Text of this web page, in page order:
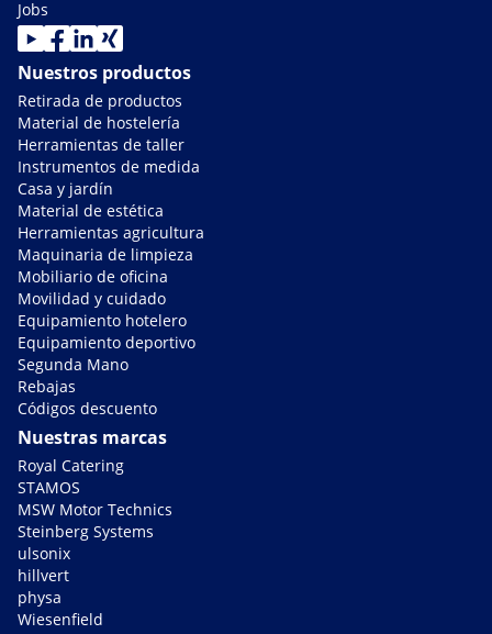
Jobs
Nuestros productos
Retirada de productos
Material de hostelería
Herramientas de taller
Instrumentos de medida
Casa y jardín
Material de estética
Herramientas agricultura
Maquinaria de limpieza
Mobiliario de oficina
Movilidad y cuidado
Equipamiento hotelero
Equipamiento deportivo
Segunda Mano
Rebajas
Códigos descuento
Nuestras marcas
Royal Catering
STAMOS
MSW Motor Technics
Steinberg Systems
ulsonix
hillvert
physa
Wiesenfield